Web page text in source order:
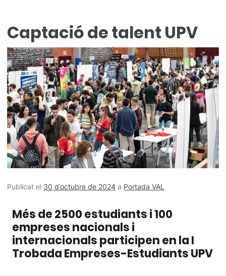
Captació de talent UPV
Publicat el 30 d’octubre de 2024 a Portada VAL
Més de 2500 estudiants i 100
empreses nacionals i
internacionals participen en la I
Trobada Empreses-Estudiants UPV